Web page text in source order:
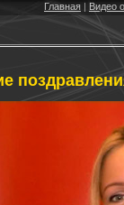
Главная | Видео